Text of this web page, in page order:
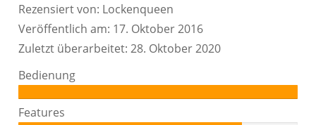
Rezensiert von: Lockenqueen
Veröffentlich am: 17. Oktober 2016
Zuletzt überarbeitet: 28. Oktober 2020
Bedienung
Features